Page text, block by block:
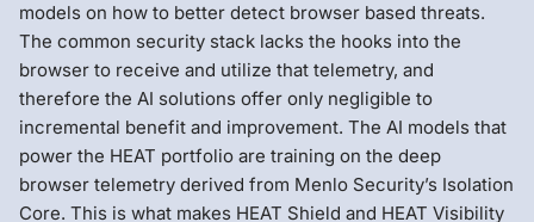
models on how to better detect browser based threats.
The common security stack lacks the hooks into the
browser to receive and utilize that telemetry, and
therefore the AI solutions offer only negligible to
incremental benefit and improvement. The AI models that
power the HEAT portfolio are training on the deep
browser telemetry derived from Menlo Security’s Isolation
Core. This is what makes HEAT Shield and HEAT Visibility